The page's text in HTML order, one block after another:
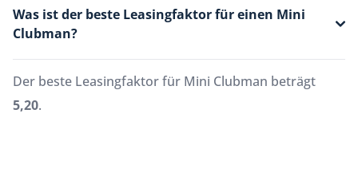
Was ist der beste Leasingfaktor für einen Mini
Clubman?
Der beste Leasingfaktor für Mini Clubman beträgt
5,20.